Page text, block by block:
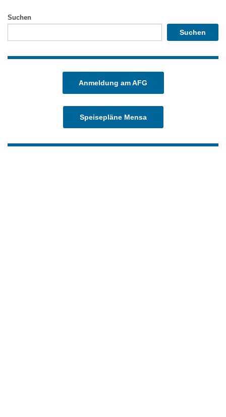
Suchen
Suchen
Anmeldung am AFG
Speisepläne Mensa